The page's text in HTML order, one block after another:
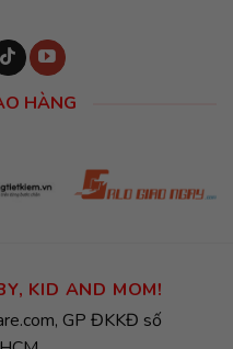
HÀNG
KID AND MOM!
GP ĐKKĐ số